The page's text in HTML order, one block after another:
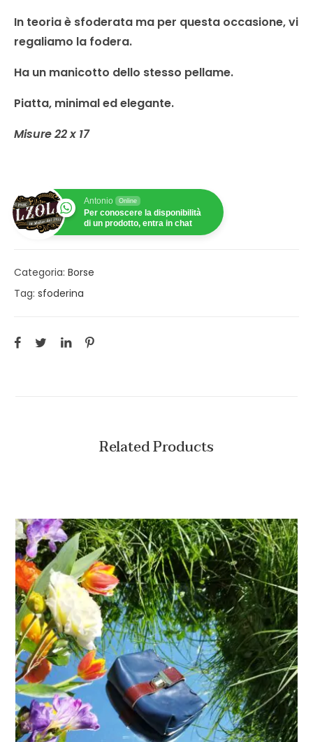
In teoria è sfoderata ma per questa occasione, vi
regaliamo la fodera.
Ha un manicotto dello stesso pellame.
Piatta, minimal ed elegante.
Misure 22 x 17
Antonio Online
Per conoscere la disponibilità
di un prodotto, entra in chat
Categoria: Borse
Tag: sfoderina
Related Products